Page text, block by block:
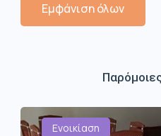
Εμφάνιση όλων
Ενοικίαση